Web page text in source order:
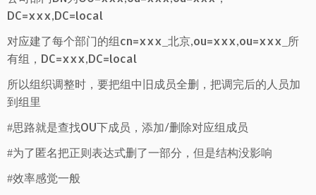
DC=xxx,DC=local
对应建了每个部门的组cn=xxx_北京,ou=xxx,ou=xxx_所
有组，DC=xxx,DC=local
所以组织调整时，要把组中旧成员全删，把调完后的人员加
到组里
#思路就是查找OU下成员，添加/删除对应组成员
#为了匿名把正则表达式删了一部分，但是结构没影响
#效率感觉一般